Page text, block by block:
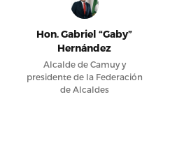
Hon. Gabriel “Gaby”
Hernández
Alcalde de Camuy y
presidente de la Federación
de Alcaldes